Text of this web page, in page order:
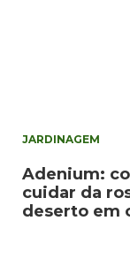
JARDINAGEM
Adenium:
cuidar da
deserto em